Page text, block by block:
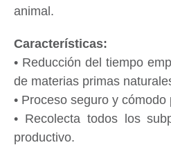
animal.
• Reducción del tiempo
de materias primas
• Proceso seguro y
• Recolecta todos los
productivo.